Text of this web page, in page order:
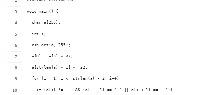
void main() {
  char a[255];
  int i;
  cin.get(a, 255);
  a[0] = a[0] - 32;
  a[strlen(a) - 1] -= 32;
  for (i = 1; i <= strlen(a) - 2; i++)
    if (a[i] != ' ' && (a[i - 1] == ' ' || a[i + 1] == ' '))